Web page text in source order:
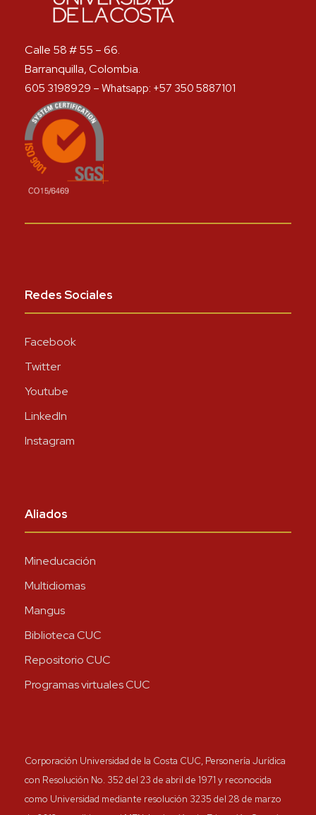
Calle 58 # 55 – 66.
Barranquilla, Colombia.
605 3198929 – Whatsapp: +57 350 5887101
Redes Sociales
Facebook
Twitter
Youtube
LinkedIn
Instagram
Aliados
Mineducación
Multidiomas
Mangus
Biblioteca CUC
Repositorio CUC
Programas virtuales CUC
Corporación Universidad de la Costa CUC, Personería Jurídica
con Resolución No. 352 del 23 de abril de 1971 y reconocida
como Universidad mediante resolución 3235 del 28 de marzo